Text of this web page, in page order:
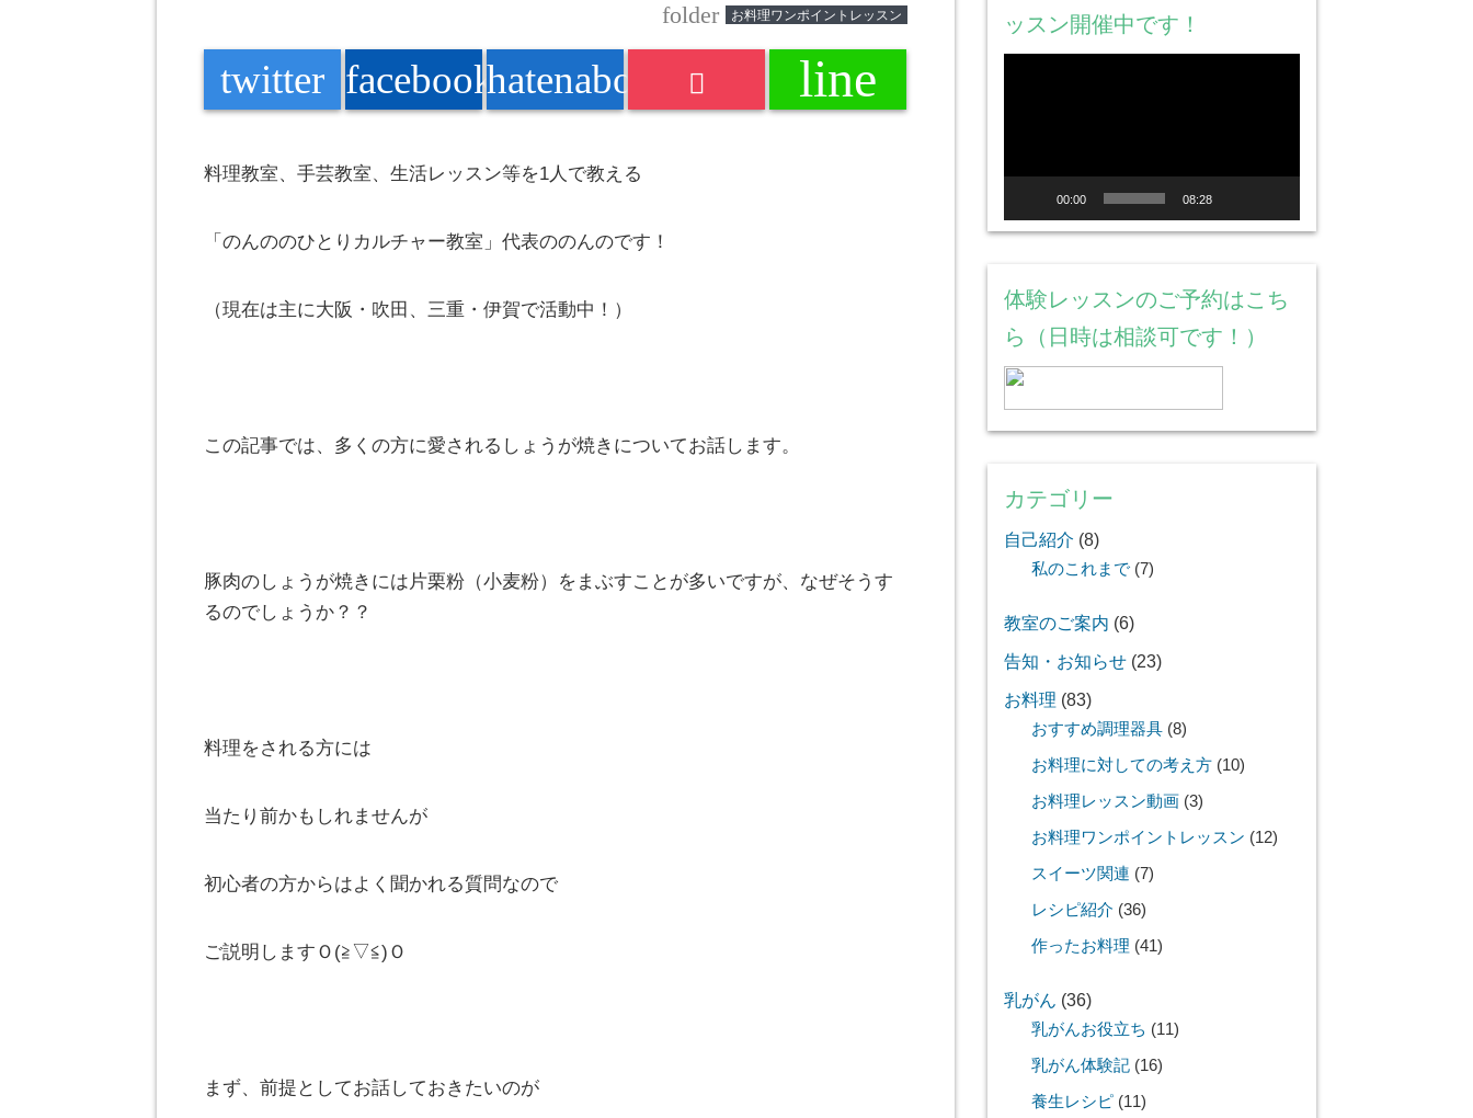
folder お料理ワンポイントレッスン
twitter facebookhatenabookmark line
料理教室、手芸教室、生活レッスン等を1人で教える
「 のんののひとりカルチャー教室」代表ののんのです！
（現在は主に大阪・吹田、三重・伊賀で活動中！）
この記事では、多くの方に愛されるしょうが焼きについてお話します。
豚肉のしょうが焼きには片栗粉（小麦粉）をまぶすことが多いですが、なぜそうす
るのでしょうか？？
料理をされる方には
当たり前かもしれませんが
初心者の方からはよく聞かれる質問なので
ご説明しますＯ(≧▽≦)Ｏ
まず、前提としてお話しておきたいのが
ッスン開催中です！
ヤ
00:00 08:28
体験レッスンのご予約はこち
ら（日時は相談可です！）
カテゴリー
自己紹介 (8)
私のこれまで (7)
教室のご案内 (6)
告知・お知らせ (23)
お料理 (83)
おすすめ調理器具 (8)
お料理に対しての考え方 (10)
お料理レッスン動画 (3)
お料理ワンポイントレッスン (12)
スイーツ関連 (7)
レシピ紹介 (36)
作ったお料理 (41)
乳がん (36)
乳がんお役立ち (11)
乳がん体験記 (16)
養生レシピ (11)